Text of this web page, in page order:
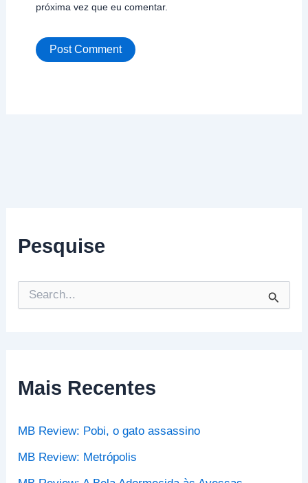
Pesquise
e
a
o
:
Mais Recentes
MB Review: Pobi, o gato assassino
MB Review: Metrópolis
próxima vez que eu comentar.